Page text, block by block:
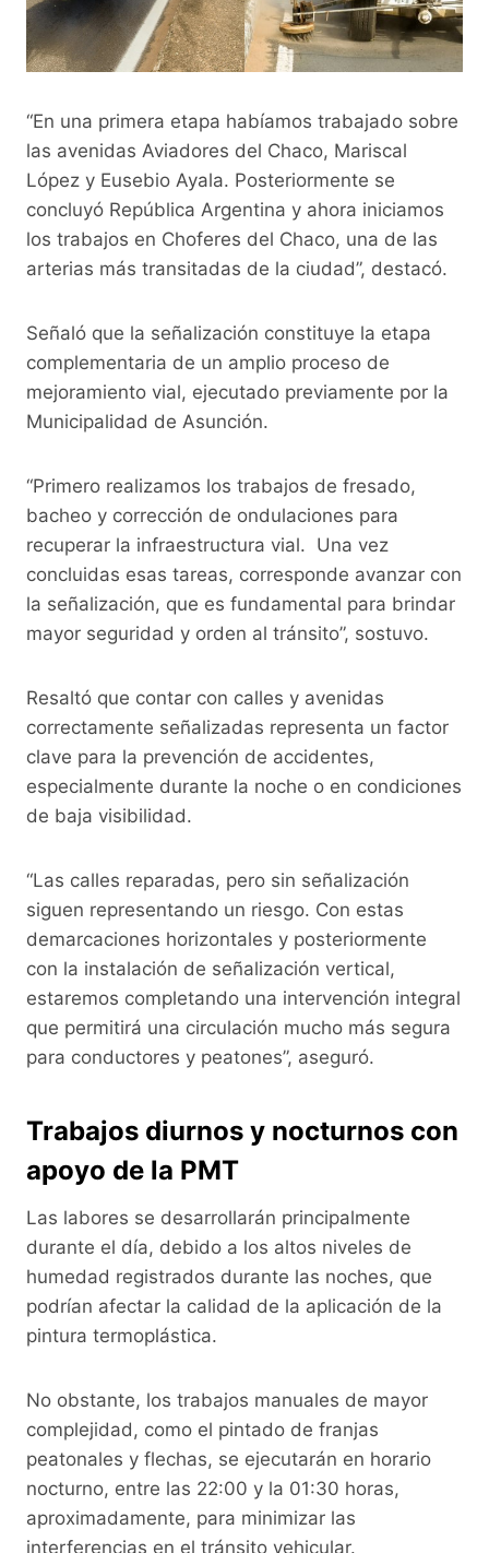
“En una primera etapa habíamos trabajado sobre
las avenidas Aviadores del Chaco, Mariscal
López y Eusebio Ayala. Posteriormente se
concluyó República Argentina y ahora iniciamos
los trabajos en Choferes del Chaco, una de las
arterias más transitadas de la ciudad”, destacó.
Señaló que la señalización constituye la etapa
complementaria de un amplio proceso de
mejoramiento vial, ejecutado previamente por la
Municipalidad de Asunción.
“Primero realizamos los trabajos de fresado,
bacheo y corrección de ondulaciones para
recuperar la infraestructura vial. Una vez
concluidas esas tareas, corresponde avanzar con
la señalización, que es fundamental para brindar
mayor seguridad y orden al tránsito”, sostuvo.
Resaltó que contar con calles y avenidas
correctamente señalizadas representa un factor
clave para la prevención de accidentes,
especialmente durante la noche o en condiciones
de baja visibilidad.
“Las calles reparadas, pero sin señalización
siguen representando un riesgo. Con estas
demarcaciones horizontales y posteriormente
con la instalación de señalización vertical,
estaremos completando una intervención integral
que permitirá una circulación mucho más segura
para conductores y peatones”, aseguró.
Trabajos diurnos y nocturnos con
apoyo de la PMT
Las labores se desarrollarán principalmente
durante el día, debido a los altos niveles de
humedad registrados durante las noches, que
podrían afectar la calidad de la aplicación de la
pintura termoplástica.
No obstante, los trabajos manuales de mayor
complejidad, como el pintado de franjas
peatonales y flechas, se ejecutarán en horario
nocturno, entre las 22:00 y la 01:30 horas,
aproximadamente, para minimizar las
interferencias en el tránsito vehicular.